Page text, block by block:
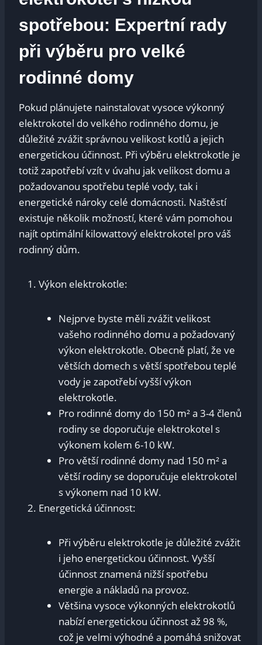
spotřebou: Expertní rady
při výběru pro velké
rodinné domy
Pokud plánujete nainstalovat vysoce výkonný
elektrokotel do velkého rodinného domu, je
důležité zvážit správnou velikost kotlů a jejich
energetickou účinnost. Při výběru elektrokotle je
totiž zapotřebí vzít v úvahu jak velikost domu a
požadovanou spotřebu teplé vody, tak i
energetické nároky celé domácnosti. Naštěstí
existuje několik možností, které vám pomohou
najít optimální kilowattový elektrokotel pro váš
rodinný dům.
Výkon elektrokotle:
Nejprve byste měli zvážit velikost
vašeho rodinného domu a požadovaný
výkon elektrokotle. Obecně platí, že ve
větších domech s větší spotřebou teplé
vody je zapotřebí vyšší výkon
elektrokotle.
Pro rodinné domy do 150 m² a 3-4 členů
rodiny se doporučuje elektrokotel s
výkonem kolem 6-10 kW.
Pro větší rodinné domy nad 150 m² a
větší rodiny se doporučuje elektrokotel
s výkonem nad 10 kW.
Energetická účinnost:
Při výběru elektrokotle je důležité zvážit
i jeho energetickou účinnost. Vyšší
účinnost znamená nižší spotřebu
energie a nákladů na provoz.
Většina vysoce výkonných elektrokotlů
nabízí energetickou účinnost až 98 %,
což je velmi výhodné a pomáhá snižovat